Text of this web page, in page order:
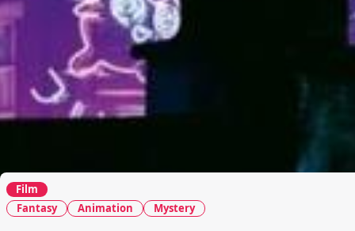
Film
Fantasy
Animation Mystery